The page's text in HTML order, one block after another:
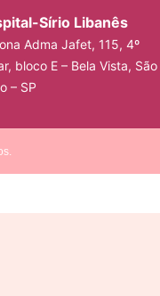
Sírio Libanês
Adma Jafet, 115, 4º
bloco E – Bela Vista, São
– SP